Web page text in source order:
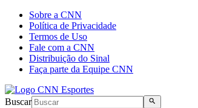
Sobre a CNN
Política de Privacidade
Termos de Uso
Fale com a CNN
Distribuição do Sinal
Faça parte da Equipe CNN
Buscar